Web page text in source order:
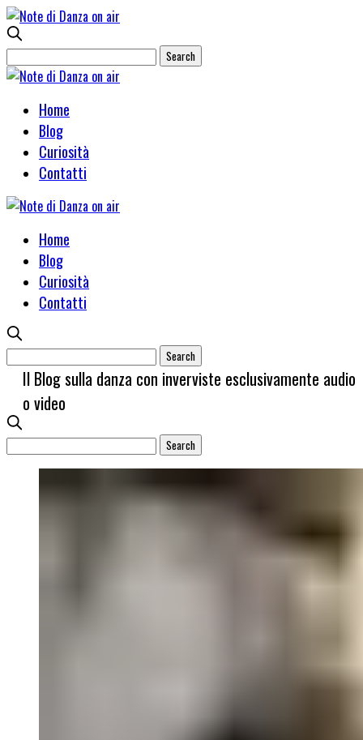
Home
Blog
Curiosità
Contatti
Home
Blog
Curiosità
Contatti
Il Blog sulla danza con inverviste esclusivamente audio
o video